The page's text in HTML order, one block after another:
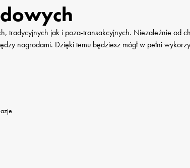
tradycyjnych jak i poza-transakcyjnych. Niezależnie od
nagrodami. Dzięki temu będziesz mógł w pełni